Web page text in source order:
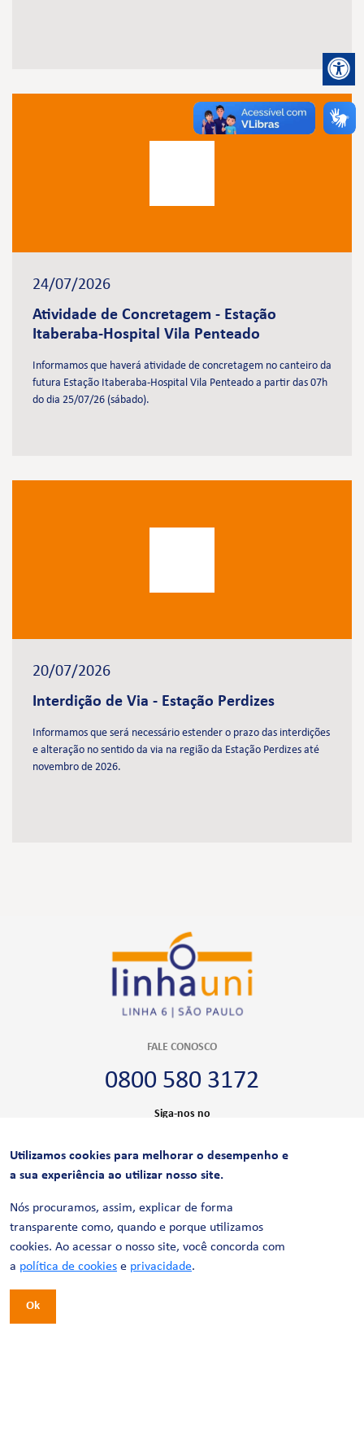
24/07/2026
Atividade de Concretagem - Estação
Itaberaba-Hospital Vila Penteado
Informamos que haverá atividade de concretagem no canteiro da
futura Estação Itaberaba-Hospital Vila Penteado a partir das 07h
do dia 25/07/26 (sábado).
20/07/2026
Interdição de Via - Estação Perdizes
Informamos que será necessário estender o prazo das interdições
e alteração no sentido da via na região da Estação Perdizes até
novembro de 2026.
FALE CONOSCO
0800 580 3172
Siga-nos no
CERTIFICAÇÕES
Utilizamos cookies para melhorar o desempenho e
a sua experiência ao utilizar nosso site.
Nós procuramos, assim, explicar de forma
transparente como, quando e porque utilizamos
cookies. Ao acessar o nosso site, você concorda com
a política de cookies e privacidade.
Ok